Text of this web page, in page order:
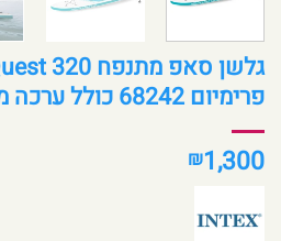
פרימיום 68242 כולל ערכה מלאה
₪1,300